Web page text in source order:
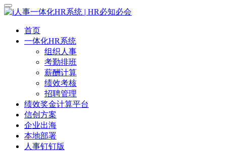
首页
一体化HR系统
组织人事
考勤排班
薪酬计算
绩效考核
招聘管理
绩效奖金计算平台
信创方案
企业出海
本地部署
人事钉钉版